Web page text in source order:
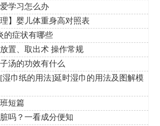
学习怎么办
理】婴儿体重身高对照表
的症状有哪些
置、取出术 操作常规
汤的功效有什么
巾纸的用法]延时湿巾的用法及图解模
短篇
吗？一看成分便知